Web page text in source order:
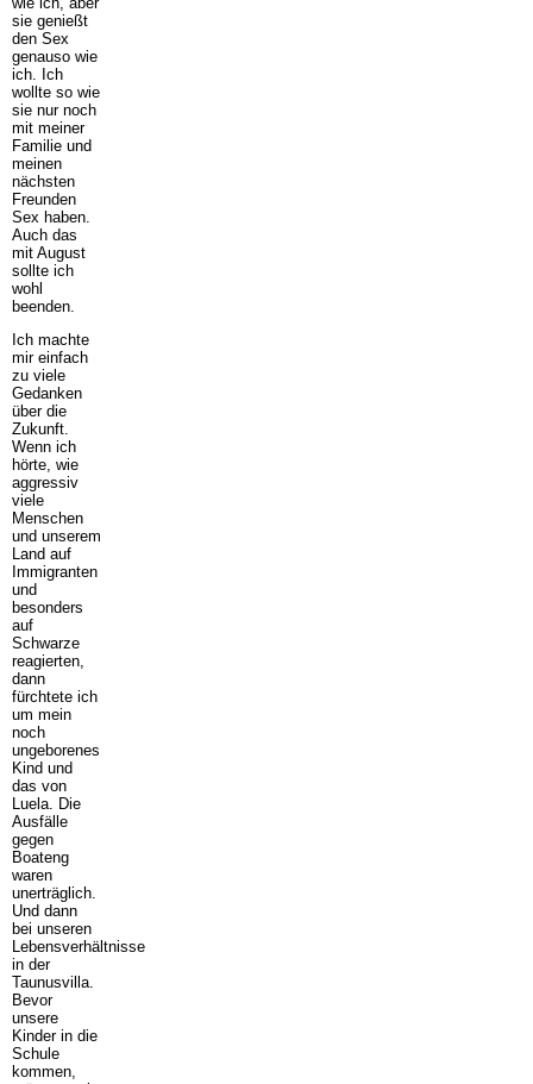
sie genießt
den Sex
genauso wie
ich. Ich
wollte so wie
sie nur noch
mit meiner
Familie und
meinen
nächsten
Freunden
Sex haben.
Auch das
mit August
sollte ich
wohl
beenden.
Ich machte
mir einfach
zu viele
Gedanken
über die
Zukunft.
Wenn ich
hörte, wie
aggressiv
viele
Menschen
und unserem
Land auf
Immigranten
und
besonders
auf
Schwarze
reagierten,
dann
fürchtete ich
um mein
noch
ungeborenes
Kind und
das von
Luela. Die
Ausfälle
gegen
Boateng
waren
unerträglich.
Und dann
bei unseren
Lebensverhältnisse
in der
Taunusvilla.
Bevor
unsere
Kinder in die
Schule
kommen,